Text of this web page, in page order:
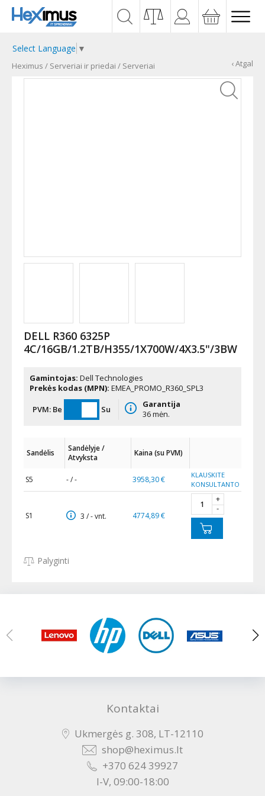
Select Language ▼
Heximus / Serveriai ir priedai / Serveriai ‹ Atgal
DELL R360 6325P
4C/16GB/1.2TB/H355/1X700W/4X3.5"/3BW
Gamintojas: Dell Technologies
Prekės kodas (MPN): EMEA_PROMO_R360_SPL3
PVM: Be Su
Garantija
36 mėn.
Sandėlis
Sandėlyje /
Atvyksta
Kaina (su PVM)
S5 - / - 3958,30 €
KLAUSKITE
KONSULTANTO
S1 3 / - vnt. 4774,89 €
+
-
Palyginti
Kontaktai
Ukmergės g. 308, LT-12110
shop@heximus.lt
+370 624 39927
I-V, 09:00-18:00